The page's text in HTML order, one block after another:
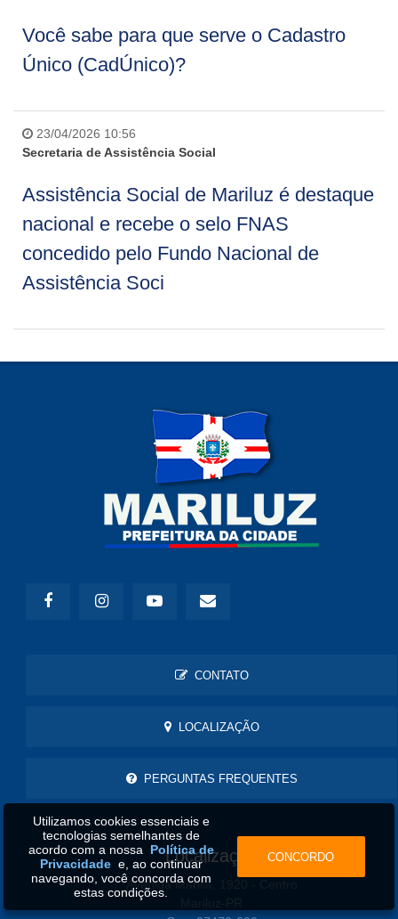
Você sabe para que serve o Cadastro
Único (CadÚnico)?
23/04/2026 10:56
Secretaria de Assistência Social
Assistência Social de Mariluz é destaque
nacional e recebe o selo FNAS
concedido pelo Fundo Nacional de
Assistência Soci
CONTATO
LOCALIZAÇÃO
PERGUNTAS FREQUENTES
Localização
Avenida Marilia, 1920 - Centro
Utilizamos cookies essenciais e
tecnologias semelhantes de
acordo com a nossa Política de
Privacidadee, ao continuar
navegando, você concorda com
estas condições.
CONCORDO